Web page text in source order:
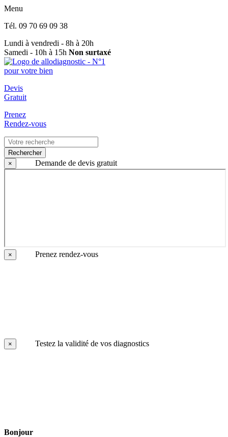
Menu
Tél. 09 70 69 09 38
Lundi à vendredi - 8h à 20h
Samedi - 10h à 15h Non surtaxé
Devis
Gratuit
Prenez
Rendez-vous
Rechercher
×
Demande de devis gratuit
× Prenez rendez-vous
× Testez la validité de vos diagnostics
Bonjour